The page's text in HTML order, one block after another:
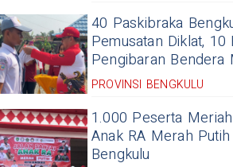
40 Paskibraka
Pemusatan Diklat,
Pengibaran Bendera
PROVINSI BENGKULU
1.000 Peserta
Anak RA Merah
Bengkulu